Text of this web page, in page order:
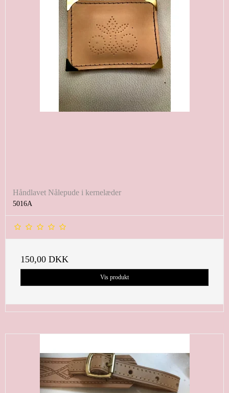
Håndlavet Nålepude i kernelæder
5016A
150,00 DKK
Vis produkt